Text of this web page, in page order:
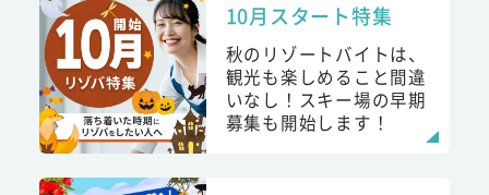
10月スタート特集
秋のリゾートバイトは、
観光も楽しめること間違
いなし！スキー場の早期
募集も開始します！